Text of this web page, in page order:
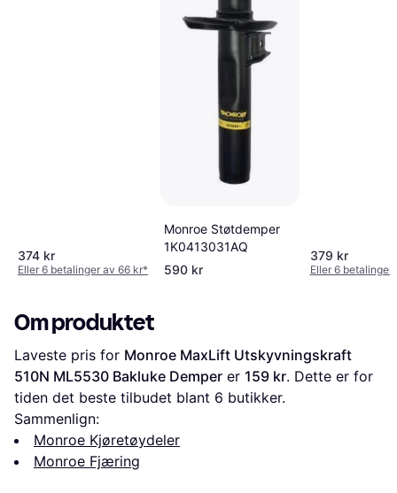
374 kr
Eller 6 betalinger av 66 kr*
Monroe Støtdemper
1K0413031AQ
590 kr
379 kr
Eller 6 betalinger
Om produktet
Laveste pris for Monroe MaxLift Utskyvningskraft
510N ML5530 Bakluke Demper er 159 kr. Dette er for
tiden det beste tilbudet blant 6 butikker.
Sammenlign:
Monroe Kjøretøydeler
Monroe Fjæring